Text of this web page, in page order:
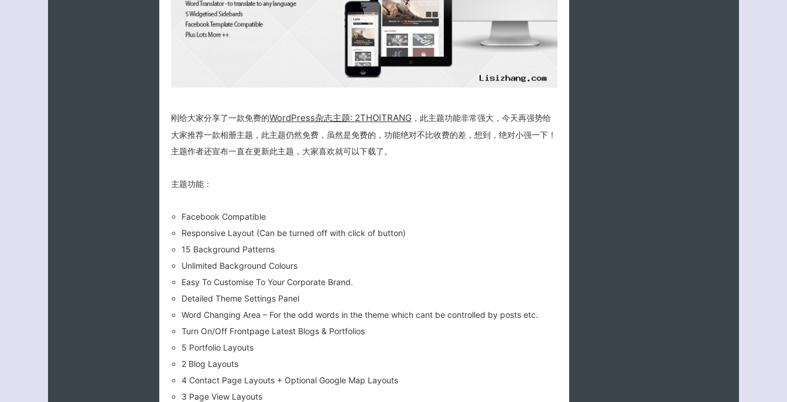
刚给大家分享了一款免费的WordPress杂志主题: 2THOITRANG ，此主题功能非常强大，今天再强势给
大家推荐一款相册主题，此主题仍然免费，虽然是免费的，功能绝对不比收费的差，想到，绝对小强一下！
主题作者还宣布一直在更新此主题，大家喜欢就可以下载了。
主题功能：
Facebook Compatible
Responsive Layout (Can be turned off with click of button)
15 Background Patterns
Unlimited Background Colours
Easy To Customise To Your Corporate Brand.
Detailed Theme Settings Panel
Word Changing Area – For the odd words in the theme which cant be controlled by posts etc.
Turn On/Off Frontpage Latest Blogs & Portfolios
5 Portfolio Layouts
2 Blog Layouts
4 Contact Page Layouts + Optional Google Map Layouts
3 Page View Layouts